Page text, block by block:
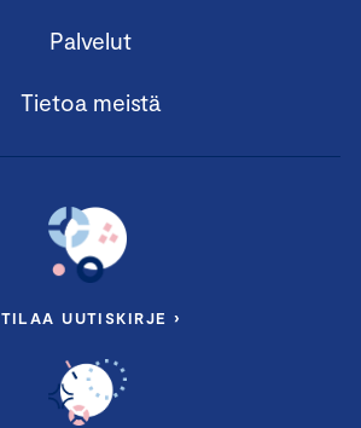
Palvelut
Tietoa meistä
TILAA UUTISKIRJE ›